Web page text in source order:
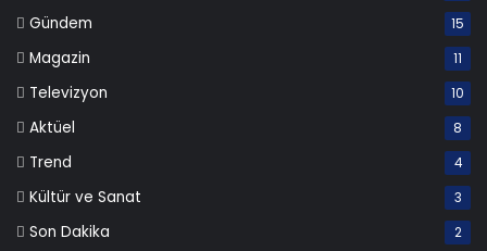
Gündem 15
Magazin 11
Televizyon 10
Aktüel 8
Trend 4
Kültür ve Sanat 3
Son Dakika 2